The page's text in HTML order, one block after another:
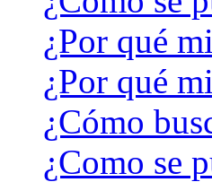
¿Por qué
¿Por qué
¿Cómo
¿Como se